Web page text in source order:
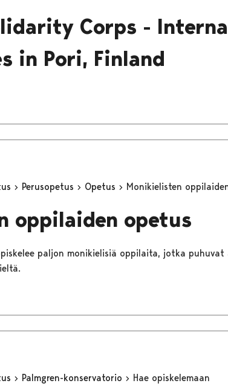
Corps -
in Pori, Finland
Perusopetus Opetus Monikielisten
oppilaiden opetus
paljon monikielisiä oppilaita, jotka puhuvat
Palmgren-konservatorio Hae opiskelemaan